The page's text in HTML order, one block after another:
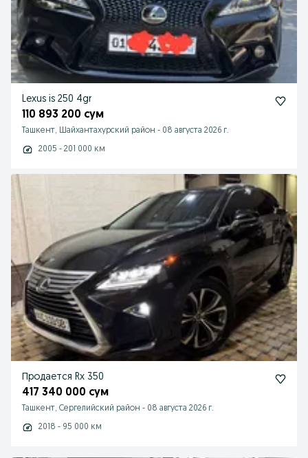
Lexus is 250 4gr
110 893 200 сум
Ташкент, Шайхантахурский район - 08 августа 2026 г.
2005 - 201 000 км
Продается Rx 350
417 340 000 сум
Ташкент, Сергелийский район - 08 августа 2026 г.
2018 - 95 000 км